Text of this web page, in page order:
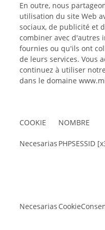
En outre, nous
utilisation du site Web
sociaux, de publicité et
combiner avec d'autres
fournies ou qu'ils ont
de leurs services. Vous
continuez à utiliser
dans le domaine
COOKIE NOMBRE
Necesarias PHPSESSID
Necesarias